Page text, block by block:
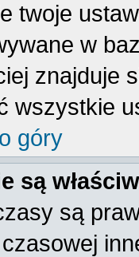
twoje
w
znajduje
wszystkie
góry
są
są